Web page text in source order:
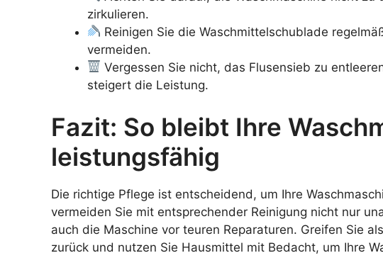
zirkulieren.
Reinigen Sie die Waschmittelschublade
vermeiden.
Vergessen Sie nicht, das Flusensieb zu
steigert die Leistung.
Fazit: So bleibt Ihre
leistungsfähig
Die richtige Pflege ist entscheidend, um Ihre
vermeiden Sie mit entsprechender Reinigung nicht nur
auch die Maschine vor teuren Reparaturen. Greifen Sie
zurück und nutzen Sie Hausmittel mit Bedacht, um Ihre